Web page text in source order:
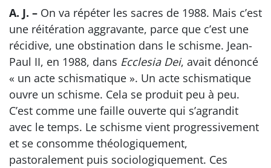
A. J. – On va répéter les sacres de 1988. Mais c’est
une réitération aggravante, parce que c’est une
récidive, une obstination dans le schisme. Jean-
Paul II, en 1988, dans Ecclesia Dei, avait dénoncé
« un acte schismatique ». Un acte schismatique
ouvre un schisme. Cela se produit peu à peu.
C’est comme une faille ouverte qui s’agrandit
avec le temps. Le schisme vient progressivement
et se consomme théologiquement,
pastoralement puis sociologiquement. Ces